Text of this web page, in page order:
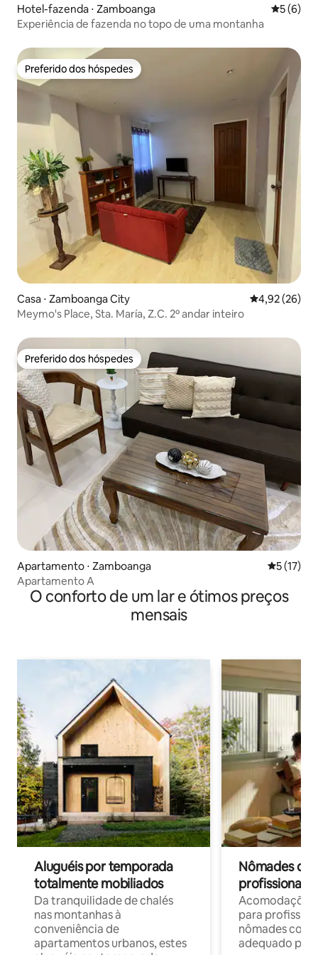
Hotel-fazenda ⋅ Zamboanga 5 de
5 (6)
Experiência de fazenda no topo de uma montanha
Preferido dos hóspedes
Preferido dos hóspedes
Casa ⋅ Zamboanga City 4,92 de uma
4,92 (26)
Meymo's Place, Sta. María, Z.C. 2º andar inteiro
Preferido dos hóspedes
Preferido dos hóspedes
Apartamento ⋅ Zamboanga 5 de uma
5 (17)
Apartamento A
O conforto de um lar e ótimos preços
mensais
Aluguéis por temporada
totalmente mobiliados
Da tranquilidade de chalés
nas montanhas à
conveniência de
apartamentos urbanos, estes
Nômades
profissionais
para
nômades com
adequado